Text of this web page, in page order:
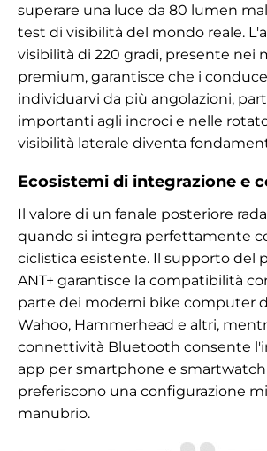
superare una luce da 80 lumen
test di visibilità del mondo reale.
visibilità di 220 gradi, presente nei
premium, garantisce che i
individuarvi da più angolazioni,
importanti agli incroci e nelle
visibilità laterale diventa
Ecosistemi di integrazione e
Il valore di un fanale posteriore
quando si integra perfettamente
ciclistica esistente. Il supporto del
ANT+ garantisce la compatibilità
parte dei moderni bike computer
Wahoo, Hammerhead e altri,
connettività Bluetooth consente
app per smartphone e
preferiscono una configurazione
manubrio.